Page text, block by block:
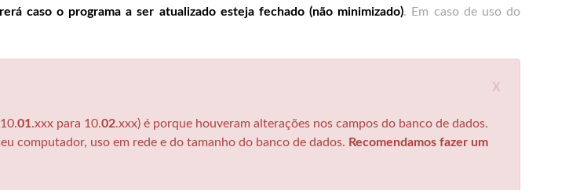
caso o programa a ser atualizado esteja fechado (não minimizado). Em caso de uso do
X
01.xxx para 10.02.xxx) é porque houveram alterações nos campos do banco de dados.
computador, uso em rede e do tamanho do banco de dados. Recomendamos fazer um